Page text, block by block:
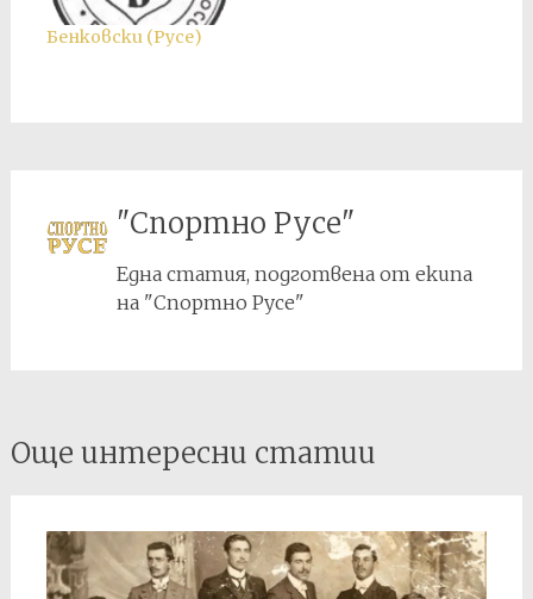
Бенковски (Русе)
"Спортно Русе"
Една статия, подготвена от екипа
на "Спортно Русе"
Post
navigation
Още интересни статии